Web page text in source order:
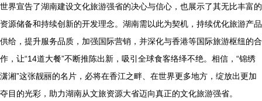
世界宣告了湖南建设文化旅游强省的决心与信心，也展示了其无比丰富的
资源储备和持续创新的开发理念。湖南需以此为契机，持续优化旅游产品
供给，提升服务品质，加强国际营销，并深化与香港等国际旅游枢纽的合
作，让“14道大餐”不断推陈出新，吸引全球食客络绎不绝。相信，“锦绣
潇湘”这张靓丽的名片，必将在香江之畔、在世界更多地方，绽放出更加
夺目的光彩，助力湖南从文旅资源大省迈向真正的文化旅游强省。